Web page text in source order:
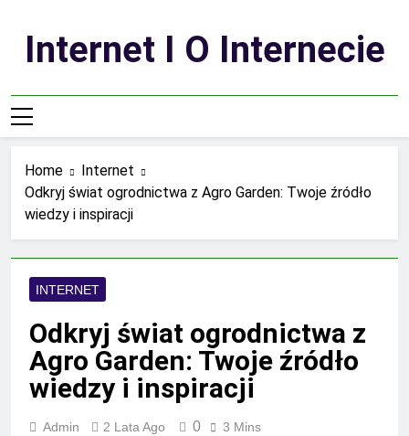
contentInternet I O Internecie
Home
Internet
Odkryj świat ogrodnictwa z Agro Garden: Twoje źródło
wiedzy i inspiracji
INTERNET
Odkryj świat ogrodnictwa z
Agro Garden: Twoje źródło
wiedzy i inspiracji
Admin 2 Lata Ago 0 3 Mins